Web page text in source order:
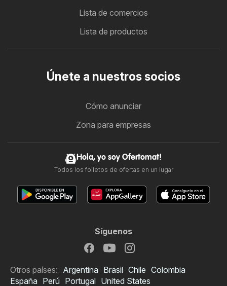
Lista de comercios
Lista de productos
Únete a nuestros socios
Cómo anunciar
Zona para empresas
Hola, yo soy Ofertomat!
Todos los folletos de ofertas en un lugar
Síguenos
Otros países: Argentina Brasil Chile Colombia
España Perú Portugal United States